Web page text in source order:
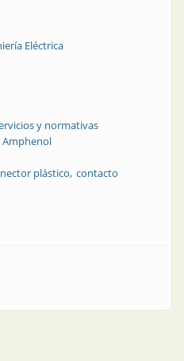
Eléctrica
y normativas
Amphenol
plástico contacto
plásticos de alta resistencia